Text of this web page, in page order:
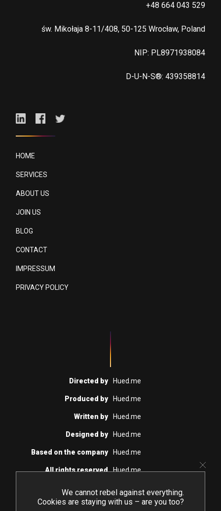
HOME
SERVICES
ABOUT US
JOIN US
BLOG
CONTACT
IMPRESSUM
PRIVACY POLICY
+48 664 043 529
św. Mikołaja 8-11/408, 50-125 Wrocław, Poland
NIP: PL8971938084
D-U-N-S®: 439358814
Directed by Hued.me
Produced by Hued.me
Written by Hued.me
Designed by Hued.me
Based on the company Hued.me
All rights reserved Hued.me
No interns were harmed in the
production of this page
We cannot rebel against everything.
Cookies are staying with us – are you too?